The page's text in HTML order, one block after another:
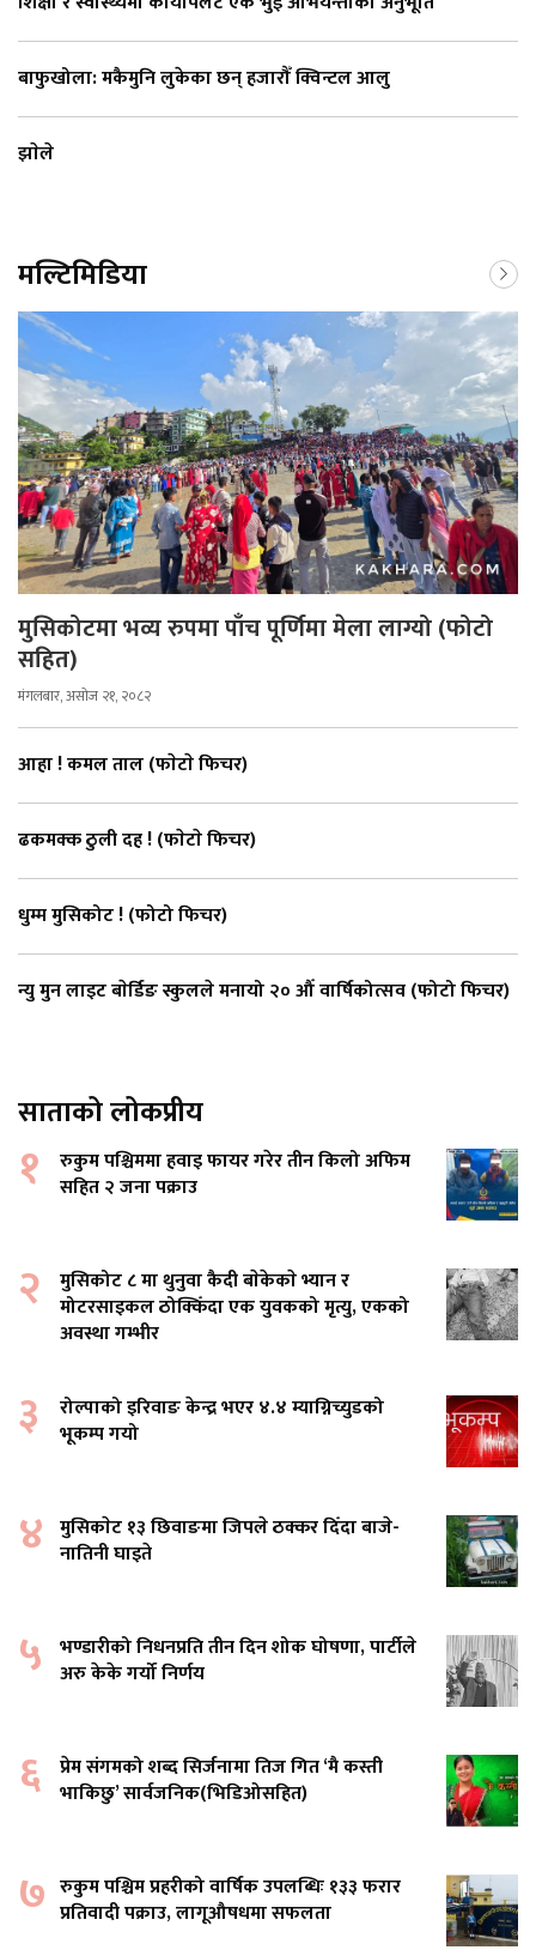
बाफुखोला: मकैमुनि लुकेका छन् हजारौँ क्विन्टल आलु
झाेले
मल्टिमिडिया
मुसिकोटमा भव्य रुपमा पाँच पूर्णिमा मेला लाग्यो (फोटो
सहित)
मंगलबार, असोज २१, २०८२
आहा ! कमल ताल (फाेटाे फिचर)
ढकमक्क ठुली दह ! (फाेटाे फिचर)
धुम्म मुसिकोट ! (फोटो फिचर)
न्यु मुन लाइट बाेर्डिङ स्कुलले मनायो २० औँ वार्षिकोत्सव (फोटो फिचर)
साताको लोकप्रीय
१
रुकुम पश्चिममा हवाइ फायर गरेर तीन किलो अफिम
सहित २ जना पक्राउ
२
मुसिकोट ८ मा थुनुवा कैदी बाेकेकाे भ्यान र
मोटरसाइकल ठोक्किँदा एक युवकको मृत्यु, एकको
अवस्था गम्भीर
३
रोल्पाको इरिवाङ केन्द्र भएर ४.४ म्याग्निच्युडको
भूकम्प गयो
४ मुसिकाेट १३ छिवाङमा जिपले ठक्कर दिँदा बाजे-
नातिनी घाइते
५ भण्डारीको निधनप्रति तीन दिन शोक घोषणा, पार्टीले
अरु केके गर्यो निर्णय
६ प्रेम संगमको शब्द सिर्जनामा तिज गित ‘मै कस्ती
भाकिछु’ सार्वजनिक(भिडिओसहित)
७ रुकुम पश्चिम प्रहरीको वार्षिक उपलब्धिः १३३ फरार
प्रतिवादी पक्राउ, लागूऔषधमा सफलता